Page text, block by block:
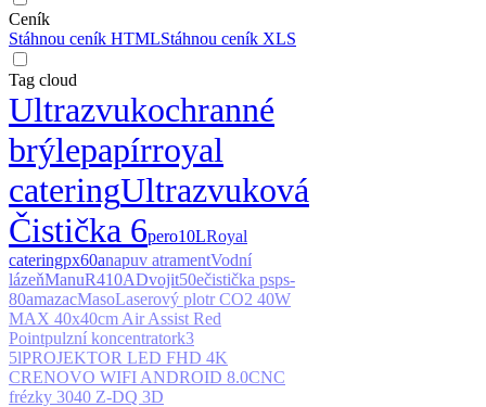
Ceník
Stáhnou ceník HTMLStáhnou ceník XLS
Tag cloud
Ultrazvukochranné
brýlepapírroyal
cateringUltrazvuková
Čistička 6pero10LRoyal
cateringpx60anapuv atramentVodní
lázeňManuR410ADvojit50ečistička psps-
80amazacMasoLaserový plotr CO2 40W
MAX 40x40cm Air Assist Red
Pointpulzní koncentratork3
5lPROJEKTOR LED FHD 4K
CRENOVO WIFI ANDROID 8.0CNC
frézky 3040 Z-DQ 3D